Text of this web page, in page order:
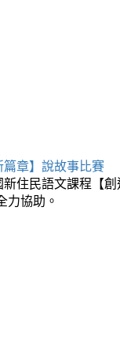
章】說故事比賽
住民語文課程【
力協助。